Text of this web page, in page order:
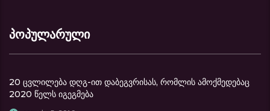
პოპულარული
20 ცვლილება დღგ-ით დაბეგვრისას, რომლის ამოქმედებაც
2020 წელს იგეგმება